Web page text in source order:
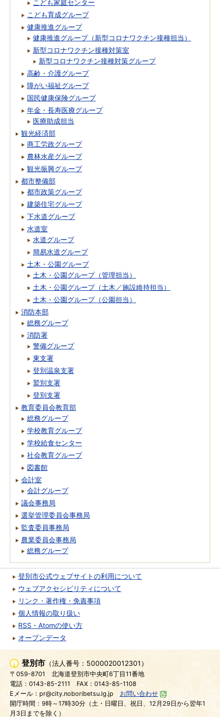
こども家庭センター
こども育成グループ
健康推進グループ
健康推進グループ（新型コロナワクチン接種担当）
新型コロナワクチン接種対策室
新型コロナワクチン接種対策グループ
高齢・介護グループ
障がい福祉グループ
国民健康保険グループ
年金・長寿医療グループ
医療助成担当
観光経済部
商工労政グループ
農林水産グループ
観光振興グループ
都市整備部
都市政策グループ
建築住宅グループ
下水道グループ
水道室
水道グループ
簡易水道グループ
土木・公園グループ
土木・公園グループ（管理担当）
土木・公園グループ（土木／施設維持担当）
土木・公園グループ（公園担当）
消防本部
総務グループ
消防署
警備グループ
東支署
登別温泉支署
鷲別支署
登別支署
教育委員会教育部
総務グループ
学校教育グループ
学校給食センター
社会教育グループ
図書館
会計室
会計グループ
議会事務局
選挙管理委員会事務局
監査委員事務局
農業委員会事務局
総務グループ
登別市公式ウェブサイトの利用について
ウェブアクセシビリティについて
リンク・著作権・免責事項
個人情報の取り扱い
RSS・Atomの使い方
オープンデータ
登別市 （法人番号：5000020012301）
〒059-8701
北海道登別市中央町6丁目11番地
電話：0143-85-2111
FAX：0143-85-1108
Eメール：pr@city.noboribetsu.lg.jp
お問い合わせ
開庁時間：9時～17時30分（土・日曜日、祝日、12月29日から翌年1
月3日までを除く）